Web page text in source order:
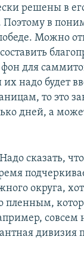
решены в
Поэтому в
Можно
для
надо будет
то это
дней, а
сказать,
округа,
пленным,
дивизия